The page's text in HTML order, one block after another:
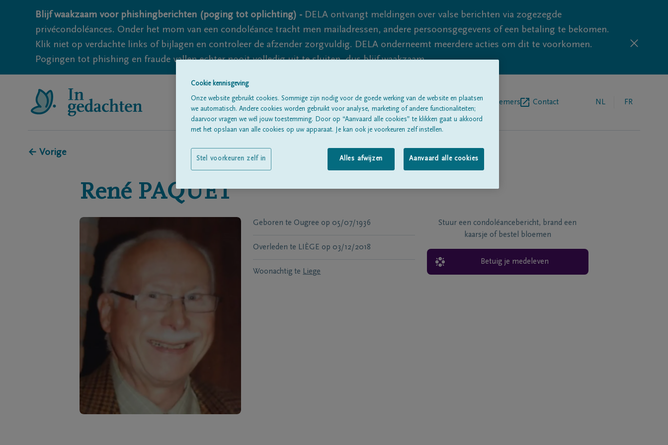
Blijf waakzaam voor phishingberichten (poging tot oplichting) - DELA ontvangt meldingen over valse berichten via zogezegde
privécondoléances. Onder het mom van een condoléance tracht men mailadressen, andere persoonsgegevens of een betaling te bekomen.
Klik niet op verdachte links of bijlagen en controleer de afzender zorgvuldig. DELA onderneemt meerdere acties om dit te voorkomen.
Pogingen tot phishing en fraude vallen echter nooit volledig uit te sluiten, dus blijf waakzaam.
Alle rouwberichtenOver onsBegrafenisondernemers Contact NL FR
← Vorige
René PAQUET
Geboren te Ougree op 05/07/1936
Overleden te LIÈGE op 03/12/2018
Woonachtig te Liege
Stuur een condoléancebericht, brand een
kaarsje of bestel bloemen
Betuig je medeleven
Cookie kennisgeving
Onze website gebruikt cookies. Sommige zijn nodig voor de goede werking van de website en plaatsen
we automatisch. Andere cookies worden gebruikt voor analyse, marketing of andere functionaliteiten;
daarvoor vragen we wél jouw toestemming. Door op “Aanvaard alle cookies” te klikken gaat u akkoord
met het opslaan van alle cookies op uw apparaat. Je kan ook je voorkeuren zelf instellen.
Alles afwijzen Aanvaard alle cookies
Stel voorkeuren zelf in